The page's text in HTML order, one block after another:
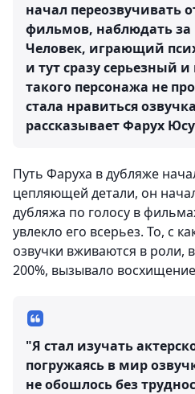
начал переозвучивать
фильмов, наблюдать за
Человек, играющий
и тут сразу серьезный
такого персонажа не
стала нравиться
рассказывает Фарух
Путь Фаруха в дубляже
цепляющей детали, он
дубляжа по голосу в
увлекло его всерьез. То, с
озвучки вживаются в роли,
200%, вызывало
"Я стал изучать
погружаясь в мир
не обошлось без